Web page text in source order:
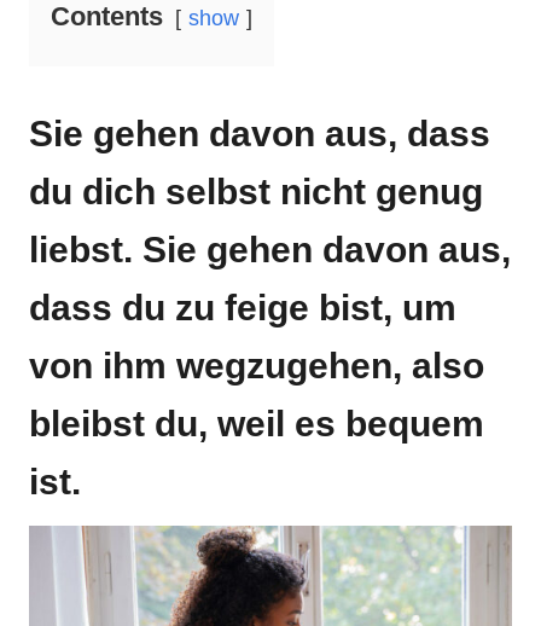
Contents show
Sie gehen davon aus, dass
du dich selbst nicht genug
liebst. Sie gehen davon aus,
dass du zu feige bist, um
von ihm wegzugehen, also
bleibst du, weil es bequem
ist.